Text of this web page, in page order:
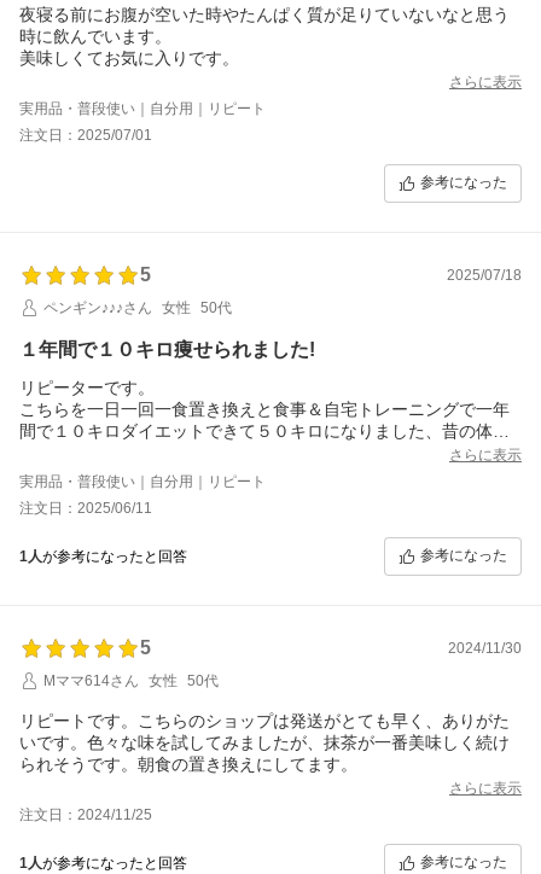
夜寝る前にお腹が空いた時やたんぱく質が足りていないなと思う
時に飲んでいます。
美味しくてお気に入りです。
さらに表示
実用品・普段使い｜自分用｜リピート
注文日：2025/07/01
参考になった
5
2025/07/18
ペンギン♪♪♪さん
女性 50代
１年間で１０キロ痩せられました!
リピーターです。
こちらを一日一回一食置き換えと食事＆自宅トレーニングで一年
間で１０キロダイエットできて５０キロになりました、昔の体重
いまも体重キープのため愛飲継続しています。
迅速なご対応に感謝します、とても信頼できるショップさまで
す。
さらに表示
実用品・普段使い｜自分用｜リピート
注文日：2025/06/11
1人が参考になったと回答 参考になった
5
2024/11/30
Mママ614さん
女性 50代
リピートです。こちらのショップは発送がとても早く、ありがた
いです。色々な味を試してみましたが、抹茶が一番美味しく続け
られそうです。朝食の置き換えにしてます。
さらに表示
注文日：2024/11/25
1人が参考になったと回答 参考になった